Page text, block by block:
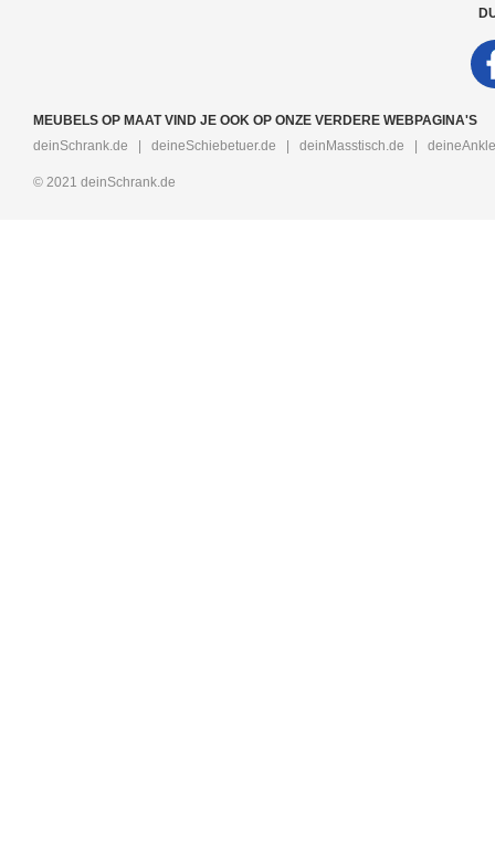
MEUBELS OP MAAT VIND JE OOK OP ONZE VERDERE WEBPAGINA'S
deinSchrank.de | deineSchiebetuer.de | deinMasstisch.de |
© 2021 deinSchrank.de